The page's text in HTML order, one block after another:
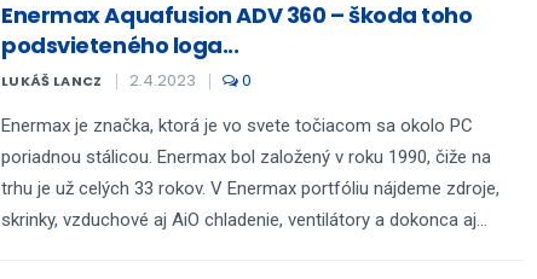
Enermax Aquafusion ADV 360 – škoda toho
podsvieteného loga...
LUKÁŠ LANCZ 2.4.2023 0
Enermax je značka, ktorá je vo svete točiacom sa okolo PC
poriadnou stálicou. Enermax bol založený v roku 1990, čiže na
trhu je už celých 33 rokov. V Enermax portfóliu nájdeme zdroje,
skrinky, vzduchové aj AiO chladenie, ventilátory a dokonca aj...